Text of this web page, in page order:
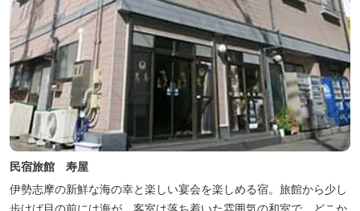
民宿旅館 寿屋
伊勢志摩の新鮮な海の幸と楽しい宴会を楽しめる宿。旅館から少し